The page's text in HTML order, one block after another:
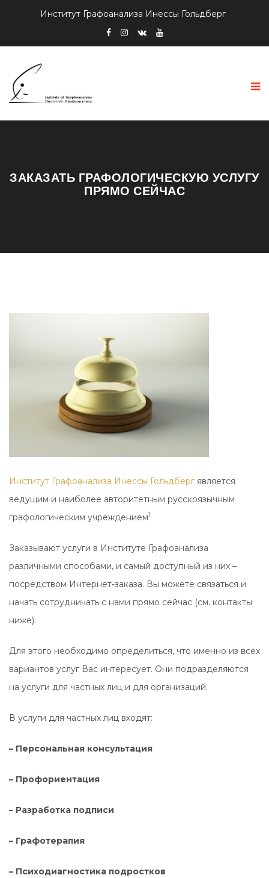
Институт Графоанализа Инессы Гольдберг
ЗАКАЗАТЬ ГРАФОЛОГИЧЕСКУЮ УСЛУГУ
ПРЯМО СЕЙЧАС
Институт Графоанализа Инессы Гольдбергявляется
ведущим и наиболее авторитетным русскоязычным
графологическим учреждением1
Заказывают услуги в Институте Графоанализа
различными способами, и самый доступный из них –
посредством Интернет-заказа. Вы можете связаться и
начать сотрудничать с нами прямо сейчас (см. контакты
ниже).
Для этого необходимо определиться, что именно из всех
вариантов услуг Вас интересует. Они подразделяются
на услуги для частных лиц и для организаций.
В услуги для частных лиц входят:
– Персональная консультация
– Профориентация
– Разработка подписи
– Графотерапия
– Психодиагностика подростков